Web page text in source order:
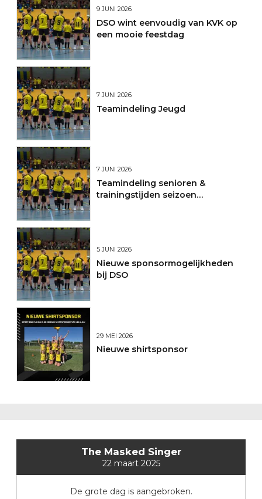
9 JUNI 2026
DSO wint eenvoudig van KVK op
een mooie feestdag
7 JUNI 2026
Teamindeling Jeugd
7 JUNI 2026
Teamindeling senioren &
trainingstijden seizoen
5 JUNI 2026
Nieuwe sponsormogelijkheden
bij DSO
29 MEI 2026
Nieuwe shirtsponsor
The Masked Singer
22 maart 2025
De grote dag is aangebroken.